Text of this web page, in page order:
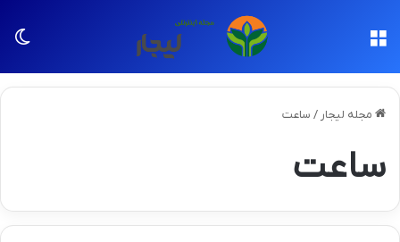
مجله لیجار / ساعت
ساعت